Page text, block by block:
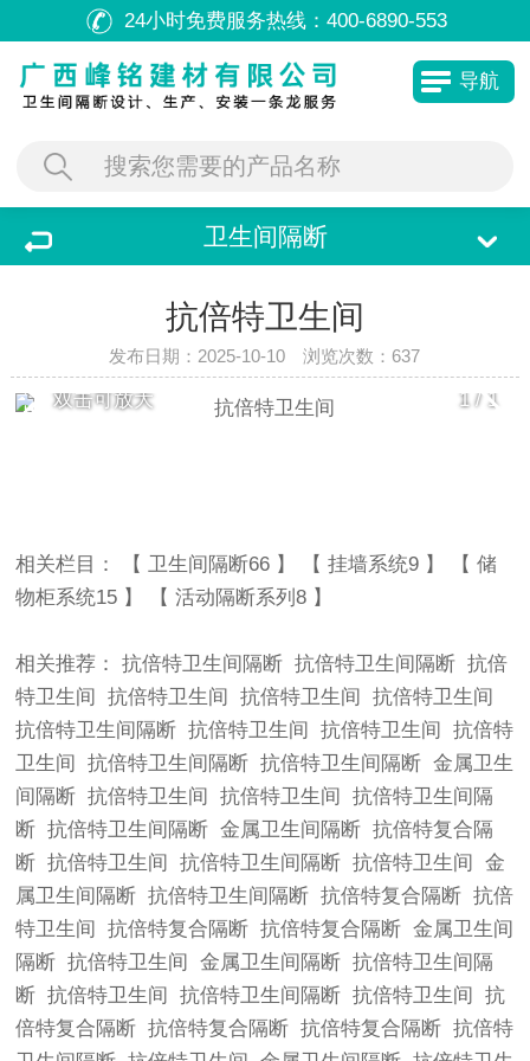
24小时免费服务热线： 400-6890-553
导航
卫生间隔断
抗倍特卫生间
发布日期：2025-10-10 浏览次数： 637
1/ 1
双击可放大
相关栏目： 【 卫生间隔断66 】 【 挂墙系统9 】 【 储
物柜系统15 】 【 活动隔断系列8 】
相关推荐：抗倍特卫生间隔断 抗倍特卫生间隔断 抗倍
特卫生间
抗倍特卫生间 抗倍特卫生间
抗倍特卫生间
抗倍特卫生间隔断 抗倍特卫生间 抗倍特卫生间
抗倍特
卫生间
抗倍特卫生间隔断 抗倍特卫生间隔断 金属卫生
间隔断 抗倍特卫生间 抗倍特卫生间
抗倍特卫生间隔
断 抗倍特卫生间隔断 金属卫生间隔断 抗倍特复合隔
断 抗倍特卫生间 抗倍特卫生间隔断 抗倍特卫生间
金
属卫生间隔断 抗倍特卫生间隔断 抗倍特复合隔断 抗倍
特卫生间
抗倍特复合隔断 抗倍特复合隔断 金属卫生间
隔断 抗倍特卫生间 金属卫生间隔断 抗倍特卫生间隔
断 抗倍特卫生间 抗倍特卫生间隔断 抗倍特卫生间
抗
倍特复合隔断 抗倍特复合隔断 抗倍特复合隔断 抗倍特